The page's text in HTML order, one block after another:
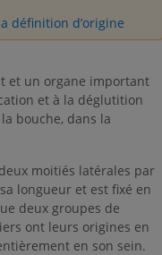
définition d’origine
et un organe important
et à la déglutition
bouche, dans la
moitiés latérales par
longueur et est fixé en
deux groupes de
ont leurs origines en
en son sein.